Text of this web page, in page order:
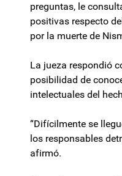
preguntas, le
positivas respecto
por la muerte de
La jueza respondió
posibilidad de
intelectuales del
“Difícilmente se
los responsables
afirmó.